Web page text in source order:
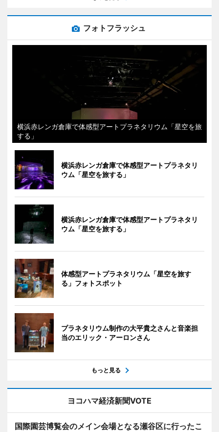
フォトフラッシュ
横浜赤レンガ倉庫で体感型アートプラネタリウム「星空を旅
する」
横浜赤レンガ倉庫で体感型アートプラネタリ
ウム「星空を旅する」
横浜赤レンガ倉庫で体感型アートプラネタリ
ウム「星空を旅する」
体感型アートプラネタリウム「星空を旅す
る」フォトスポット
プラネタリウム制作の大平貴之さんと音楽担
当のエリック・アーロンさん
もっと見る
ヨコハマ経済新聞VOTE
国際園芸博覧会のメイン会場となる瀬谷区に行ったこ